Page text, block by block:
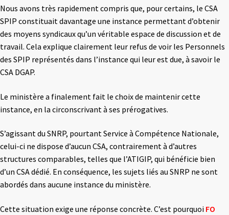
Nous avons très rapidement compris que, pour certains, le CSA
SPIP constituait davantage une instance permettant d’obtenir
des moyens syndicaux qu’un véritable espace de discussion et de
travail. Cela explique clairement leur refus de voir les Personnels
des SPIP représentés dans l’instance qui leur est due, à savoir le
CSA DGAP.
Le ministère a finalement fait le choix de maintenir cette
instance, en la circonscrivant à ses prérogatives.
S’agissant du SNRP, pourtant Service à Compétence Nationale,
celui-ci ne dispose d’aucun CSA, contrairement à d’autres
structures comparables, telles que l’ATIGIP, qui bénéficie bien
d’un CSA dédié. En conséquence, les sujets liés au SNRP ne sont
abordés dans aucune instance du ministère.
Cette situation exige une réponse concrète. C’est pourquoi FO